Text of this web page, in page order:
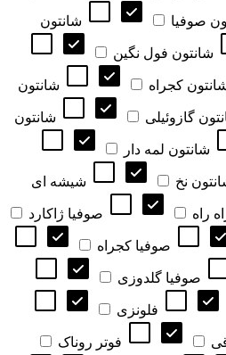
صوفیا شانتون
شانتون فول نگین
کجراه شانتون
گازوئیلی شانتون
شانتون لمه دار
نخ شیشه ای
راه صوفیا ژاکارد
صوفیا کجراه
صوفیا گلدوزی
فلونزی
فوتر روناک